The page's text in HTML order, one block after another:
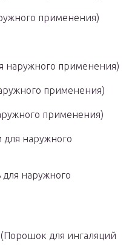
применения)
наружного применения)
применения)
применения)
наружного
наружного
для ингаляций